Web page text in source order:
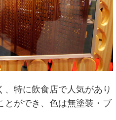
、特に飲食店で人気があり
とができ、色は無塗装・ブ